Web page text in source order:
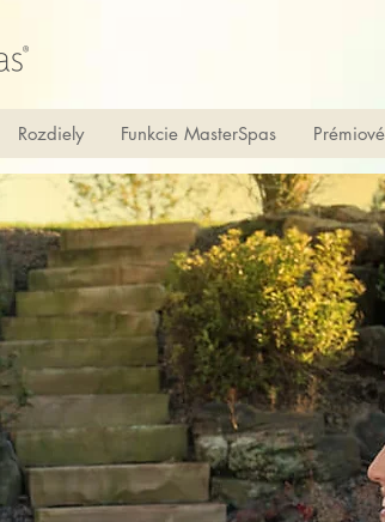
Rozdiely Funkcie MasterSpas